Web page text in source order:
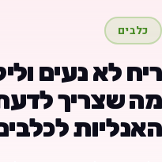
כלבים
לא נעים
שצריך לדעת